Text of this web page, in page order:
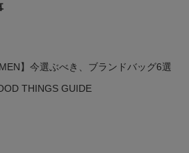
MEN】今選ぶべき、ブランドバッグ6選
THINGS GUIDE